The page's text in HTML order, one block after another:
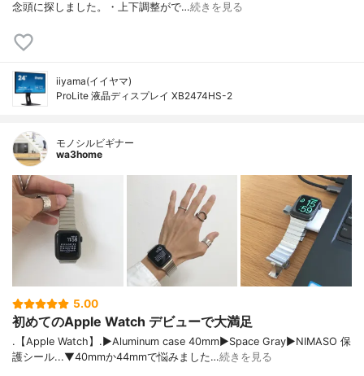
念頭に探しました。・上下調整がで…続きを見る
iiyama(イイヤマ)
ProLite 液晶ディスプレイ XB2474HS-2
モノシルビギナー
wa3home
5.00
初めてのApple Watch デビューで大満足
.【Apple Watch】.▶︎Aluminum case 40mm▶︎Space Gray▶︎NIMASO 保
護シール...▼40mmか44mmで悩みました…続きを見る